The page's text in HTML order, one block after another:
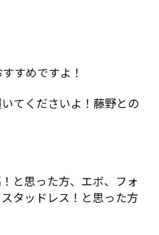
すめですよ！
てくださいよ！藤野との
と思った方、エボ、フォ
タッドレス！と思った方